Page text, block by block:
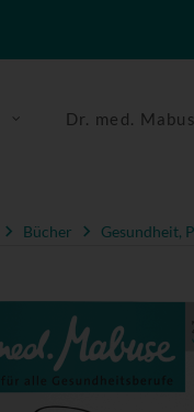
Dr. med.
Bücher Gesundheit,